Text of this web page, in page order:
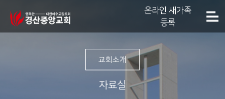
온라인 새가족
등록
교회소개
자료실